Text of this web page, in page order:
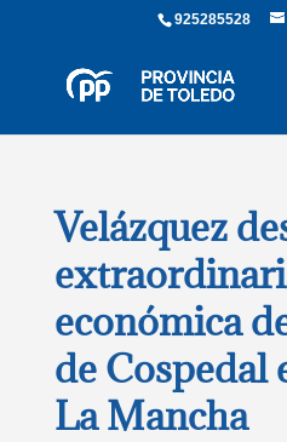
925285528
Velázquez
económica
de Cospedal
La Mancha